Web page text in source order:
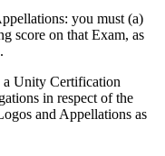
you must (a)
score on that Exam, as
a Unity Certification
in respect of the
and Appellations as